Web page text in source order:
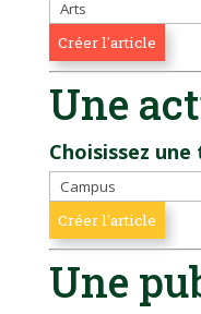
Une
Choisissez
Une